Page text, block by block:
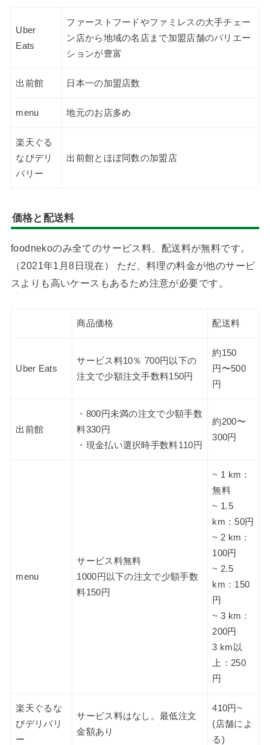
Uber
Eats
ファーストフードやファミレスの大手チェー
ン店から地域の名店まで加盟店舗のバリエー
ションが豊富
出前館 日本一の加盟店数
menu 地元のお店多め
楽天ぐる
なびデリ
バリー
出前館とほぼ同数の加盟店
価格と配送料
foodnekoのみ全てのサービス料、配送料が無料です。
（2021年1月8日現在） ただ、料理の料金が他のサービ
スよりも高いケースもあるため注意が必要です。
商品価格 配送料
Uber Eats
サービス料10％ 700円以下の
注文で少額注文手数料150円
約150
円〜500
円
出前館
・800円未満の注文で少額手数
料330円
・現金払い選択時手数料110円
約200〜
300円
menu
サービス料無料
1000円以下の注文で少額手数
料150円
~ 1 km：
無料
~ 1.5
km：50円
~ 2 km：
100円
~ 2.5
km：150
円
~ 3 km：
200円
3 km以
上：250
円
楽天ぐるな
びデリバリ
ー
サービス料はなし。最低注文
金額あり
410円~
(店舗によ
る)